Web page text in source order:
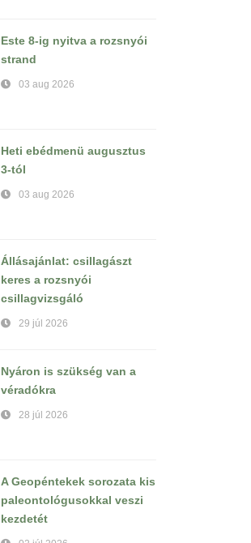
Este 8-ig nyitva a rozsnyói
strand
03 aug 2026
Heti ebédmenü augusztus
3-tól
03 aug 2026
Állásajánlat: csillagászt
keres a rozsnyói
csillagvizsgáló
29 júl 2026
Nyáron is szükség van a
véradókra
28 júl 2026
A Geopéntekek sorozata kis
paleontológusokkal veszi
kezdetét